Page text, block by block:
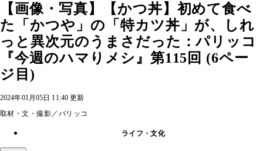
【画像・写真】【かつ丼】初めて食べ
た「かつや」の「特カツ丼」が、しれ
っと異次元のうまさだった：パリッコ
『今週のハマりメシ』第115回 (6ペー
ジ目)
2024年01月05日 11:40 更新
取材・文・撮影／パリッコ
ライフ・文化